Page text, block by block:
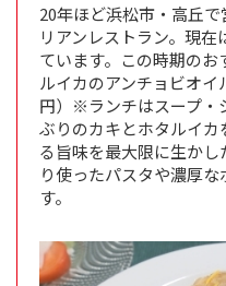
20年ほど浜松市・高丘
リアンレストラン。現
ています。この時期の
ルイカのアンチョビオ
円）※ランチはスープ
ぶりのカキとホタルイカ
る旨味を最大限に生か
り使ったパスタや濃厚
す。